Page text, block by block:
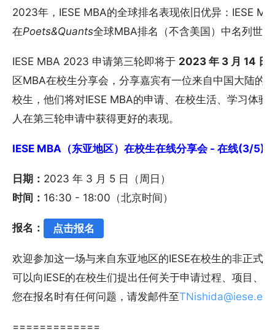
2023年，IESE MBA的全球排名表现依旧优异：IESE
在Poets&Quants全球MBA排名（不含美国）中名列世
IESE MBA 2023 申请第三轮即将于 2023 年 3 月 14 日
区MBA在校生分享会，分享嘉宾有一位来自中国大陆的
校生，他们将对IESE MBA的申请、在校生活、学习体
人在第三轮申请中获得更好的表现。
IESE MBA（东亚地区）在校生在线分享会 - 在线(3/5)
日期： 2023 年 3 月 5 日（周日）
时间： 16:30 - 18:00（北京时间）
报名： 点击报名
欢迎参加这一场与来自东亚地区的IESE在校生的非正式
可以向IESE的在校生们提出任何关于申请过程、项目、
您在报名时有任何问题，请发邮件至TNishida@iese.edu
=============